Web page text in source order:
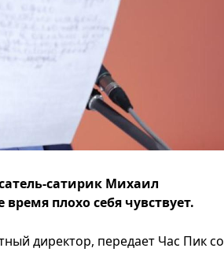
сатирик Михаил
плохо себя чувствует.
директор, передает Час Пик со